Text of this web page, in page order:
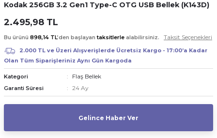
Aksesuarları
Aksesuarları
Kodak 256GB 3.2 Gen1 Type-C OTG USB Bellek (K143D)
2.495,98 TL
Bu ürünü 898,14 TL’den başlayantaksitlerle alabilirsiniz. Taksit Seçenekleri
2.000 TL ve Üzeri Alışverişlerde Ücretsiz Kargo - 17:00’a Kadar
Olan Tüm Siparişleriniz Aynı Gün Kargoda
Kategori Flaş Bellek
Garanti Süresi 24 Ay
Gelince Haber Ver